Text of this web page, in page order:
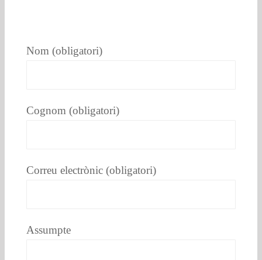
Nom (obligatori)
Cognom (obligatori)
Correu electrònic (obligatori)
Assumpte